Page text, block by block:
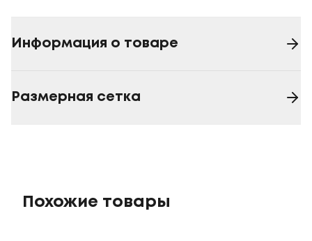
Информация о товаре
Размерная сетка
Похожие товары